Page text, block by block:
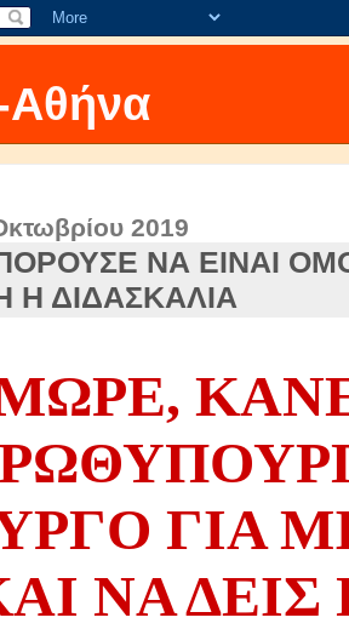
Αθήνα
2019
ΝΑ ΕΙΝΑΙ
Η ΔΙΔΑΣΚΑΛΙΑ
ΓΙΑ
ΝΑ